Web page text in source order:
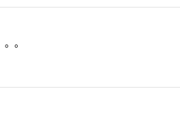
。